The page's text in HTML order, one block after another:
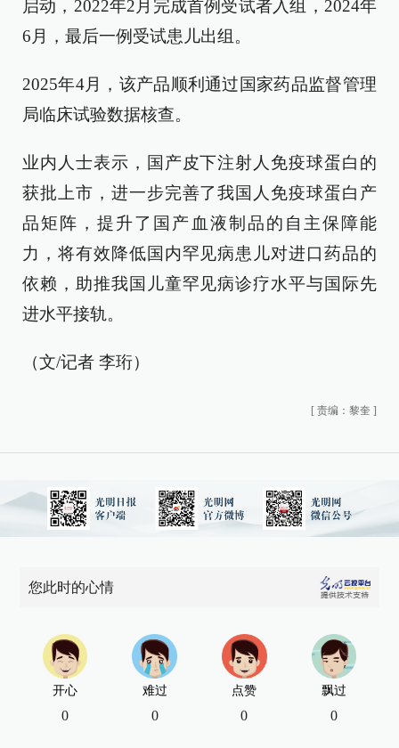
启动，2022年2月完成首例受试者入组，2024年
6月，最后一例受试患儿出组。
2025年4月，该产品顺利通过国家药品监督管理
局临床试验数据核查。
业内人士表示，国产皮下注射人免疫球蛋白的
获批上市，进一步完善了我国人免疫球蛋白产
品矩阵，提升了国产血液制品的自主保障能
力，将有效降低国内罕见病患儿对进口药品的
依赖，助推我国儿童罕见病诊疗水平与国际先
进水平接轨。
（文/记者 李珩）
[ 责编：黎奎 ]
您此时的心情
开心
0
难过
0
点赞
0
飘过
0